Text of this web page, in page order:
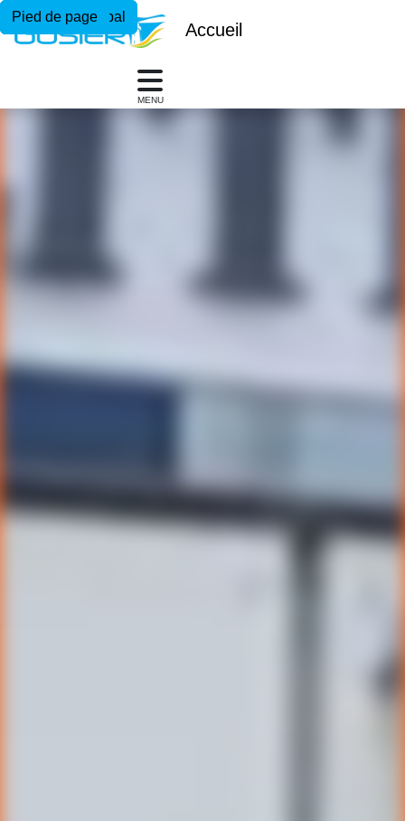
Menu principal
Contenu principal
Pied de page
Accueil
MENU